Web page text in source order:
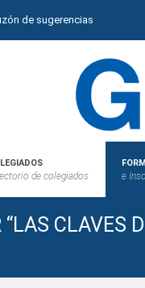
de sugerencias
de colegiados e
CLAVES